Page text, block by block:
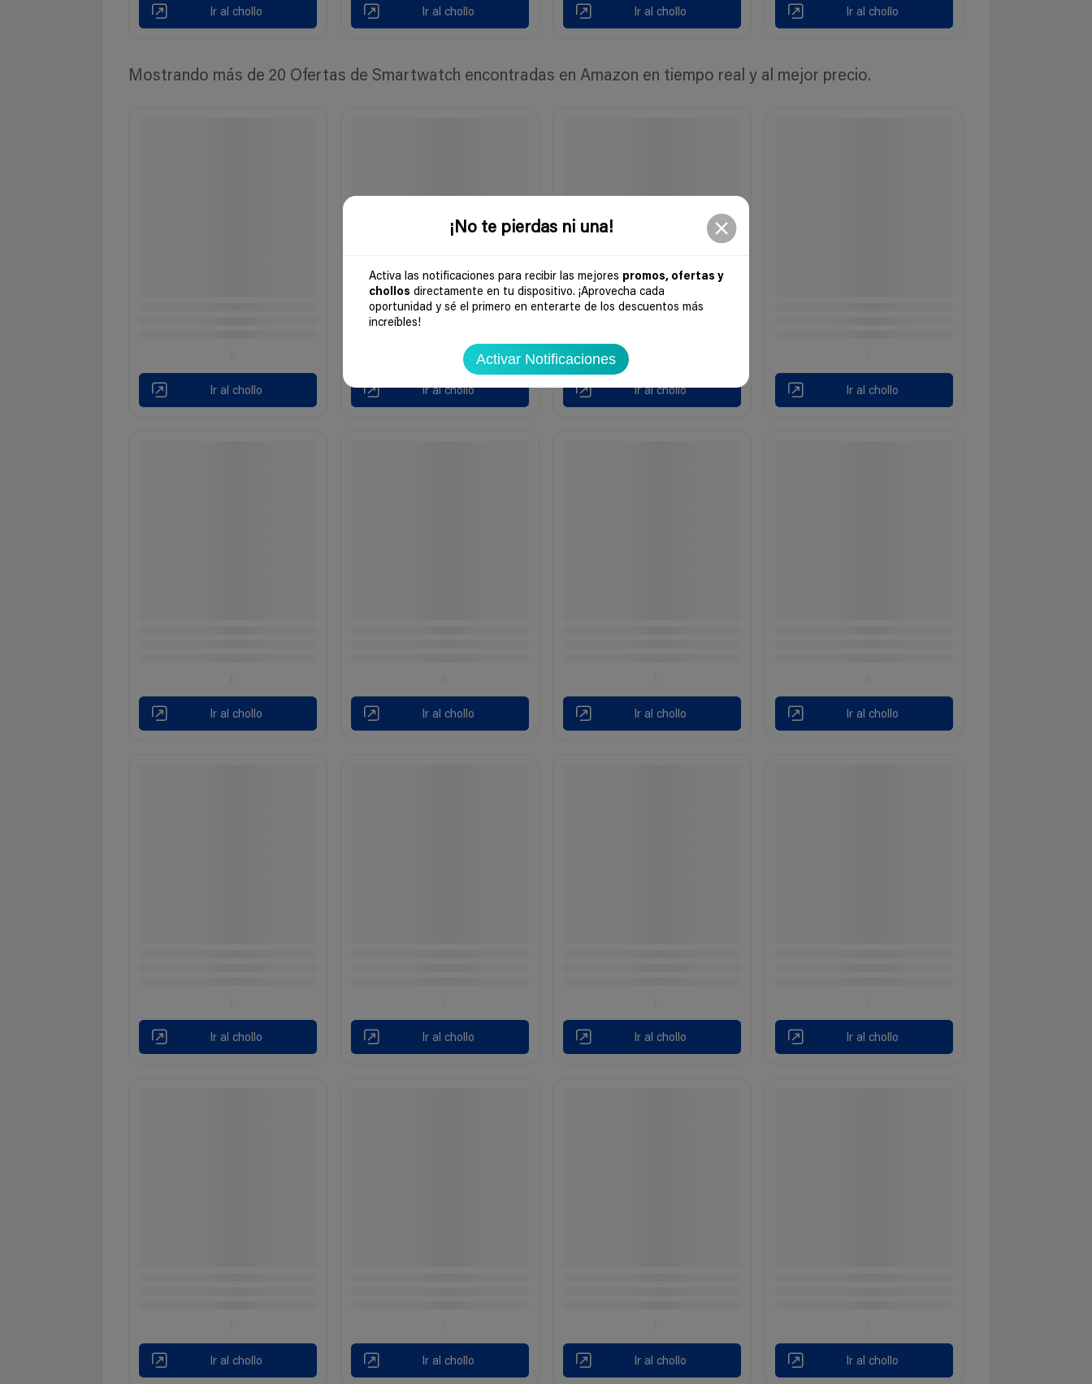
¡No te pierdas ni una!
Activa las notificaciones para recibir las mejores promos, ofertas y
chollos directamente en tu dispositivo. ¡Aprovecha cada
oportunidad y sé el primero en enterarte de los descuentos más
increíbles!
Activar Notificaciones
Ir al chollo Ir al chollo Ir al chollo Ir al chollo
Mostrando más de 20 Ofertas de Smartwatch encontradas en Amazon en tiempo real y al mejor precio.
Ir al chollo Ir al chollo Ir al chollo Ir al chollo
Ir al chollo Ir al chollo Ir al chollo Ir al chollo
Ir al chollo Ir al chollo Ir al chollo Ir al chollo
Ir al chollo Ir al chollo Ir al chollo Ir al chollo